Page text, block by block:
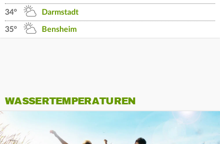
34° Darmstadt
35° Bensheim
WASSERTEMPERATUREN